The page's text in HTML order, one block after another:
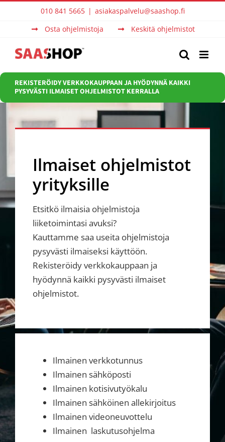
010 841 5665 | asiakaspalvelu@saashop.fi
Osta ohjelmistoja
Keskitä ohjelmistot
REKISTERÖIDY VERKKOKAUPPAAN JA HYÖDYNNÄ KAIKKI
PYSYVÄSTI ILMAISET OHJELMISTOT KERRALLA
Ilmaiset ohjelmistot
yrityksille
Etsitkö ilmaisia ohjelmistoja
liiketoimintasi avuksi?
Kauttamme saa useita ohjelmistoja
pysyvästi ilmaiseksi käyttöön.
Rekisteröidy verkkokauppaan ja
hyödynnä kaikki pysyvästi ilmaiset
ohjelmistot.
Ilmainen verkkotunnus
Ilmainen sähköposti
Ilmainen kotisivutyökalu
Ilmainen sähköinen allekirjoitus
Ilmainen videoneuvottelu
Ilmainen laskutusohjelma